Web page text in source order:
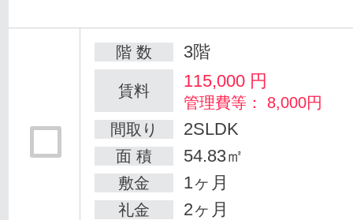
階 数 3階
賃料 115,000 円
管理費等： 8,000円
間取り
2SLDK
面 積 54.83㎡
敷金 1ヶ月
礼金 2ヶ月